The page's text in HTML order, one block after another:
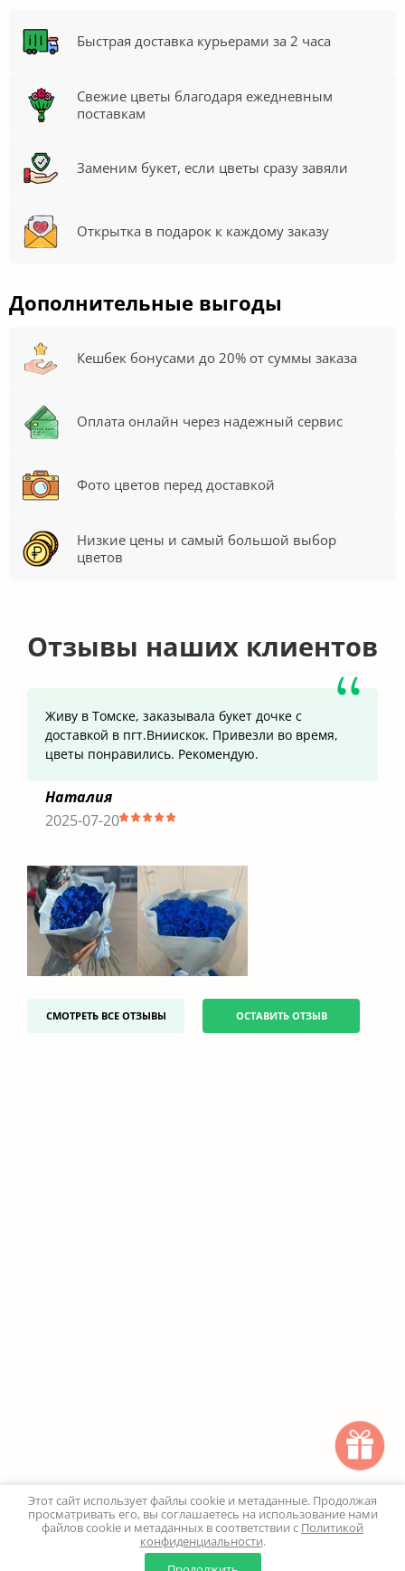
Быстрая доставка курьерами за 2 часа
Свежие цветы благодаря ежедневным
поставкам
Заменим букет, если цветы сразу завяли
Открытка в подарок к каждому заказу
Дополнительные выгоды
Кешбек бонусами до 20% от суммы заказа
Оплата онлайн через надежный сервис
Фото цветов перед доставкой
Низкие цены и самый большой выбор
цветов
Отзывы наших клиентов
Живу в Томске, заказывала букет дочке с
доставкой в пгт.Вниискок. Привезли во время,
цветы понравились. Рекомендую.
Наталия
2025-07-20
СМОТРЕТЬ ВСЕ ОТЗЫВЫ ОСТАВИТЬ ОТЗЫВ
0
Этот сайт использует файлы cookie и метаданные. Продолжая
просматривать его, вы соглашаетесь на использование нами
файлов cookie и метаданных в соответствии с Политикой
конфиденциальности.